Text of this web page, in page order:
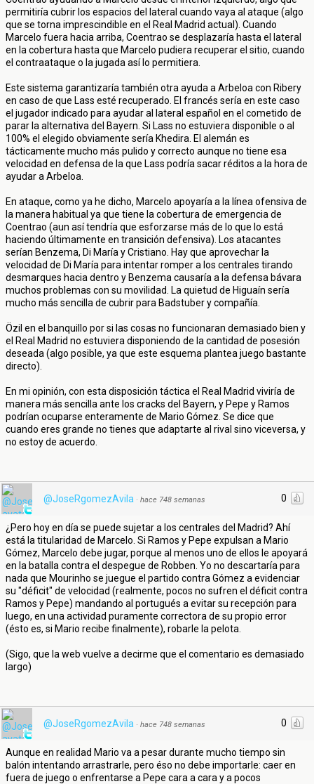
permitiría cubrir los espacios del lateral cuando vaya al ataque (algo
que se torna imprescindible en el Real Madrid actual). Cuando
Marcelo fuera hacia arriba, Coentrao se desplazaría hasta el lateral
en la cobertura hasta que Marcelo pudiera recuperar el sitio, cuando
el contraataque o la jugada así lo permitiera.
Este sistema garantizaría también otra ayuda a Arbeloa con Ribery
en caso de que Lass esté recuperado. El francés sería en este caso
el jugador indicado para ayudar al lateral español en el cometido de
parar la alternativa del Bayern. Si Lass no estuviera disponible o al
100% el elegido obviamente sería Khedira. El alemán es
tácticamente mucho más pulido y correcto aunque no tiene esa
velocidad en defensa de la que Lass podría sacar réditos a la hora de
ayudar a Arbeloa.
En ataque, como ya he dicho, Marcelo apoyaría a la línea ofensiva de
la manera habitual ya que tiene la cobertura de emergencia de
Coentrao (aun así tendría que esforzarse más de lo que lo está
haciendo últimamente en transición defensiva). Los atacantes
serían Benzema, Di María y Cristiano. Hay que aprovechar la
velocidad de Di María para intentar romper a los centrales tirando
desmarques hacia dentro y Benzema causaría a la defensa bávara
muchos problemas con su movilidad. La quietud de Higuaín sería
mucho más sencilla de cubrir para Badstuber y compañía.
Özil en el banquillo por si las cosas no funcionaran demasiado bien y
el Real Madrid no estuviera disponiendo de la cantidad de posesión
deseada (algo posible, ya que este esquema plantea juego bastante
directo).
En mi opinión, con esta disposición táctica el Real Madrid viviría de
manera más sencilla ante los cracks del Bayern, y Pepe y Ramos
podrían ocuparse enteramente de Mario Gómez. Se dice que
cuando eres grande no tienes que adaptarte al rival sino viceversa, y
no estoy de acuerdo.
0
@JoseRgomezAvila · hace 748 semanas
¿Pero hoy en día se puede sujetar a los centrales del Madrid? Ahí
está la titularidad de Marcelo. Si Ramos y Pepe expulsan a Mario
Gómez, Marcelo debe jugar, porque al menos uno de ellos le apoyará
en la batalla contra el despegue de Robben. Yo no descartaría para
nada que Mourinho se juegue el partido contra Gómez a evidenciar
su "déficit" de velocidad (realmente, pocos no sufren el déficit contra
Ramos y Pepe) mandando al portugués a evitar su recepción para
luego, en una actividad puramente correctora de su propio error
(ésto es, si Mario recibe finalmente), robarle la pelota.
(Sigo, que la web vuelve a decirme que el comentario es demasiado
largo)
0
@JoseRgomezAvila · hace 748 semanas
Aunque en realidad Mario va a pesar durante mucho tiempo sin
balón intentando arrastrarle, pero éso no debe importarle: caer en
fuera de juego o enfrentarse a Pepe cara a cara y a pocos